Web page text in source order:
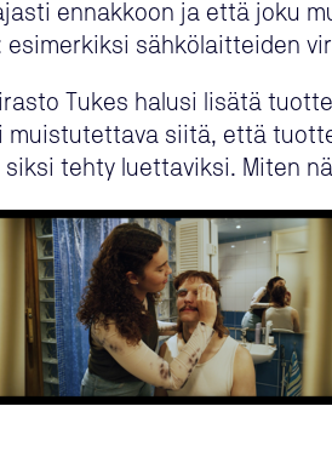
ennakkoon ja että joku
sähkölaitteiden
Tukes halusi lisätä
siitä, että
tehty luettaviksi. Miten